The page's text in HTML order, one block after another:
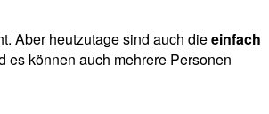
Aber heutzutage sind auch dieeinfach
es können auch mehrere Personen